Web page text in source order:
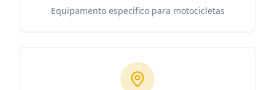
Equipamento específico para motocicletas